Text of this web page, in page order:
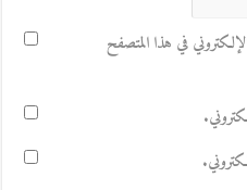
في هذا المتصفح